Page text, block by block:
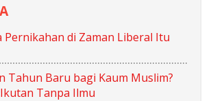
Pernikahan di Zaman Liberal Itu
Tahun Baru bagi Kaum Muslim?
Tanpa Ilmu